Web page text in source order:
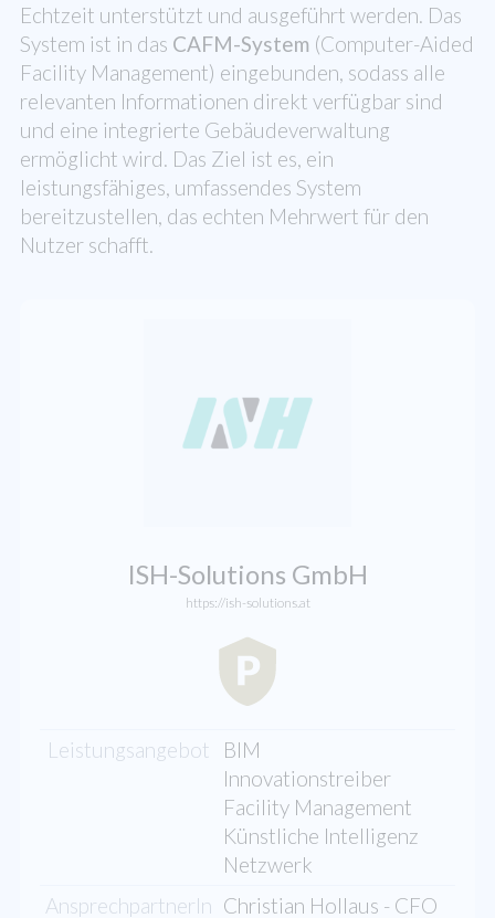
Echtzeit unterstützt und ausgeführt werden. Das
System ist in das CAFM-System (Computer-Aided
Facility Management) eingebunden, sodass alle
relevanten Informationen direkt verfügbar sind
und eine integrierte Gebäudeverwaltung
ermöglicht wird. Das Ziel ist es, ein
leistungsfähiges, umfassendes System
bereitzustellen, das echten Mehrwert für den
Nutzer schafft.
ISH-Solutions GmbH
https://ish-solutions.at
Leistungsangebot
BIM
Innovationstreiber
Facility Management
Künstliche Intelligenz
Netzwerk
AnsprechpartnerIn Christian Hollaus - CFO